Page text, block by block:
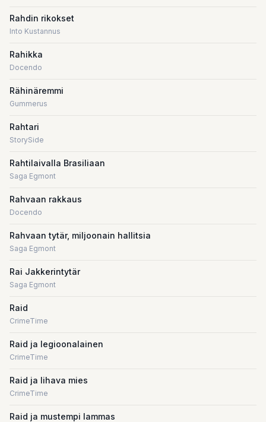
Rahdin rikokset
Into Kustannus
Rahikka
Docendo
Rähinäremmi
Gummerus
Rahtari
StorySide
Rahtilaivalla Brasiliaan
Saga Egmont
Rahvaan rakkaus
Docendo
Rahvaan tytär, miljoonain hallitsia
Saga Egmont
Rai Jakkerintytär
Saga Egmont
Raid
CrimeTime
Raid ja legioonalainen
CrimeTime
Raid ja lihava mies
CrimeTime
Raid ja mustempi lammas